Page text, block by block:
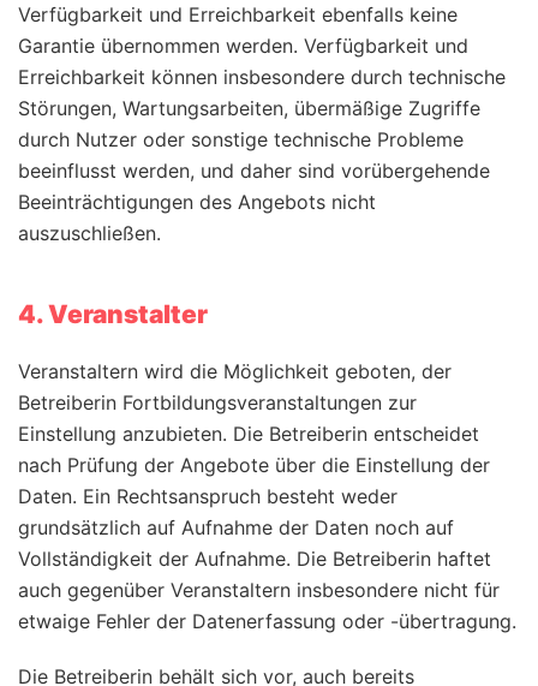
Verfügbarkeit und Erreichbarkeit ebenfalls keine
Garantie übernommen werden. Verfügbarkeit und
Erreichbarkeit können insbesondere durch technische
Störungen, Wartungsarbeiten, übermäßige Zugriffe
durch Nutzer oder sonstige technische Probleme
beeinflusst werden, und daher sind vorübergehende
Beeinträchtigungen des Angebots nicht
auszuschließen.
4. Veranstalter
Veranstaltern wird die Möglichkeit geboten, der
Betreiberin Fortbildungsveranstaltungen zur
Einstellung anzubieten. Die Betreiberin entscheidet
nach Prüfung der Angebote über die Einstellung der
Daten. Ein Rechtsanspruch besteht weder
grundsätzlich auf Aufnahme der Daten noch auf
Vollständigkeit der Aufnahme. Die Betreiberin haftet
auch gegenüber Veranstaltern insbesondere nicht für
etwaige Fehler der Datenerfassung oder -übertragung.
Die Betreiberin behält sich vor, auch bereits